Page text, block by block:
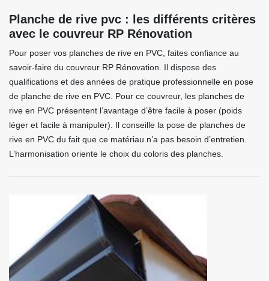
Planche de rive pvc : les différents critères
avec le couvreur RP Rénovation
Pour poser vos planches de rive en PVC, faites confiance au
savoir-faire du couvreur RP Rénovation. Il dispose des
qualifications et des années de pratique professionnelle en pose
de planche de rive en PVC. Pour ce couvreur, les planches de
rive en PVC présentent l’avantage d’être facile à poser (poids
léger et facile à manipuler). Il conseille la pose de planches de
rive en PVC du fait que ce matériau n’a pas besoin d’entretien.
L’harmonisation oriente le choix du coloris des planches.